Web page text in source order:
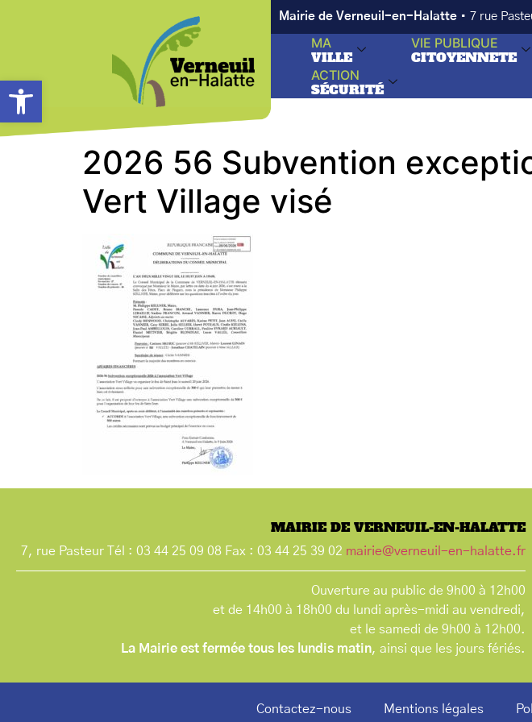
Ouvrir la barre d’outils
Mairie de Verneuil-en-Halatte • 7 rue
MA
VILLE
VIE PUBLIQUE
CITOYENNETE
ACTION
SÉCURITÉ
2026 56 Subvention
Vert Village visé
MAIRIE DE VERNEUIL-EN-HALATTE
7, rue Pasteur Tél : 03 44 25 09 08 Fax : 03 44 25 39 02 mairie@verneuil-en-halatte.fr
Ouverture au public de 9h00 à 12h00
et de 14h00 à 18h00 du lundi après-midi au vendredi,
et le samedi de 9h00 à 12h00.
La Mairie est fermée tous les lundis matin, ainsi que les jours fériés.
Contactez-nous Mentions légales